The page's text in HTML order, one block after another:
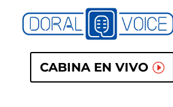
CABINA EN VIVO